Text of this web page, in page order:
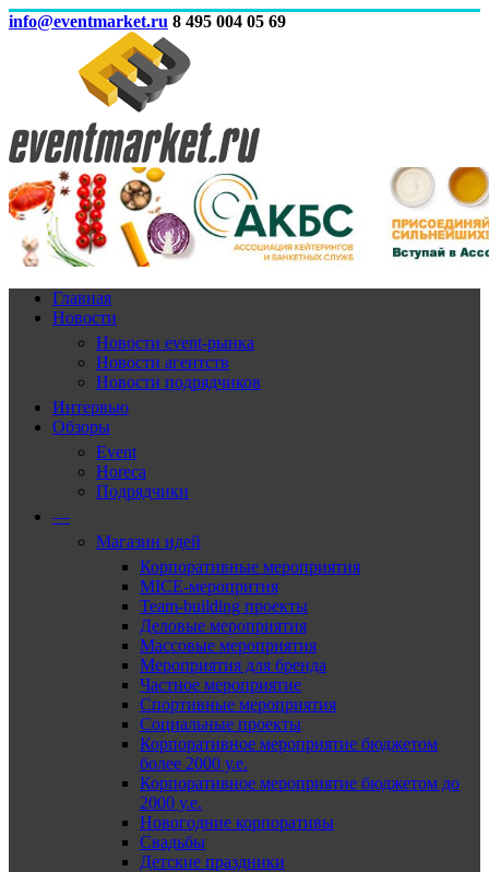
info@eventmarket.ru 8 495 004 05 69
Главная
Новости
Новости event-рынка
Новости агентств
Новости подрядчиков
Интервью
Обзоры
Event
Horeca
Подрядчики
—
Магазин идей
Корпоративные мероприятия
MICE-меропрития
Team-building проекты
Деловые мероприятия
Массовые мероприятия
Мероприятия для бренда
Частное мероприятие
Спортивные мероприятия
Социальные проекты
Корпоративное мероприятие бюджетом
более 2000 у.е.
Корпоративное мероприятие бюджетом до
2000 у.е.
Новогодние корпоративы
Свадьбы
Детские праздники